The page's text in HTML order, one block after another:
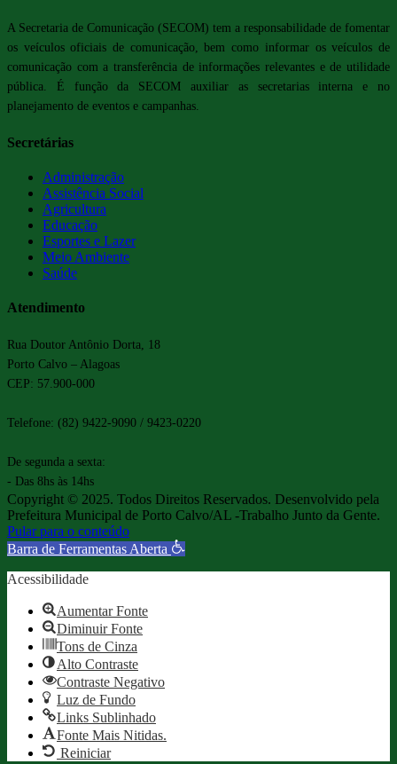
A Secretaria de Comunicação (SECOM) tem a responsabilidade de fomentar
os veículos oficiais de comunicação, bem como informar os veículos de
comunicação com a transferência de informações relevantes e de utilidade
pública. É função da SECOM auxiliar as secretarias interna e no
planejamento de eventos e campanhas.
Secretárias
Administração
Assistência Social
Agricultura
Educação
Esportes e Lazer
Meio Ambiente
Saúde
Atendimento
Rua Doutor Antônio Dorta, 18
Porto Calvo – Alagoas
CEP: 57.900-000
Telefone: (82) 9422-9090 / 9423-0220
De segunda a sexta:
- Das 8hs às 14hs
Copyright © 2025. Todos Direitos Reservados. Desenvolvido pela
Prefeitura Municipal de Porto Calvo/AL -Trabalho Junto da Gente.
Pular para o conteúdo
Barra de Ferramentas Aberta
Acessibilidade
Aumentar Fonte
Diminuir Fonte
Tons de Cinza
Alto Contraste
Contraste Negativo
Luz de Fundo
Links Sublinhado
Fonte Mais Nitidas.
Reiniciar